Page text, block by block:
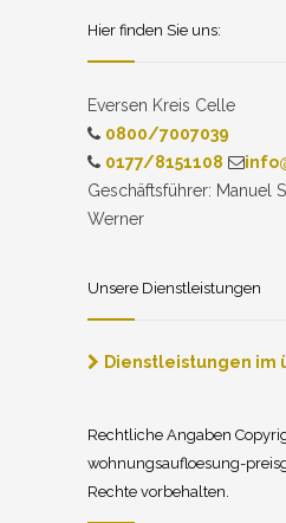
Hier finden Sie uns:
Eversen Kreis Celle
0800/7007039
0177/8151108
Geschäftsführer: Manuel
Werner
Unsere Dienstleistungen
Dienstleistungen im
Rechtliche Angaben
wohnungsaufloesung-
Rechte vorbehalten.